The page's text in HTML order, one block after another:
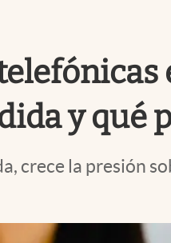
y qué
crece la presión